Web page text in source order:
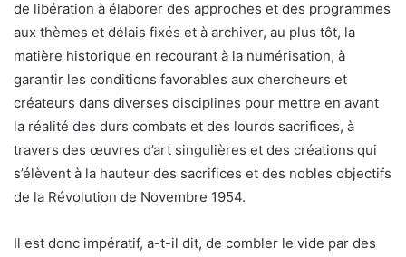
de libération à élaborer des approches et des programmes
aux thèmes et délais fixés et à archiver, au plus tôt, la
matière historique en recourant à la numérisation, à
garantir les conditions favorables aux chercheurs et
créateurs dans diverses disciplines pour mettre en avant
la réalité des durs combats et des lourds sacrifices, à
travers des œuvres d’art singulières et des créations qui
s’élèvent à la hauteur des sacrifices et des nobles objectifs
de la Révolution de Novembre 1954.
Il est donc impératif, a-t-il dit, de combler le vide par des